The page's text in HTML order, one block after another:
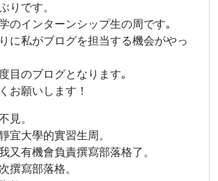
りです。
のインターンシップ生の周です｡
に私がブログを担当する機会がやっ
目のブログとなります｡
お願いします！
見。
宜大學的實習生周。
又有機會負責撰寫部落格了。
撰寫部落格。